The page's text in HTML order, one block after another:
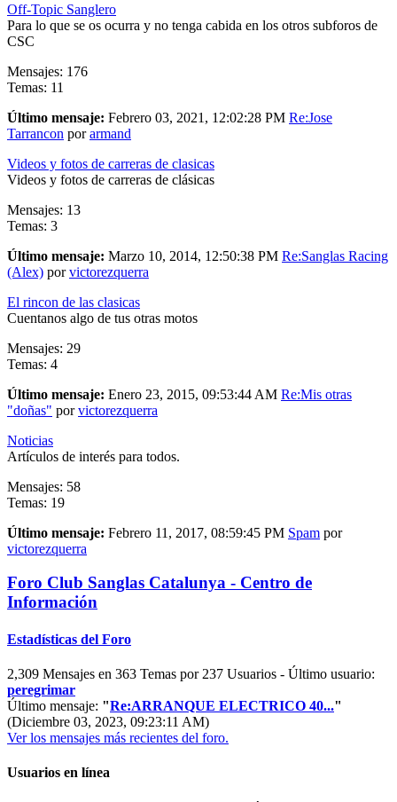
Off-Topic Sanglero
Para lo que se os ocurra y no tenga cabida en los otros subforos de
CSC
Mensajes: 176
Temas: 11
Último mensaje: Febrero 03, 2021, 12:02:28 PM Re:Jose
Tarrancon porarmand
Videos y fotos de carreras de clasicas
Videos y fotos de carreras de clásicas
Mensajes: 13
Temas: 3
Último mensaje: Marzo 10, 2014, 12:50:38 PM Re:Sanglas Racing
(Alex) porvictorezquerra
El rincon de las clasicas
Cuentanos algo de tus otras motos
Mensajes: 29
Temas: 4
Último mensaje: Enero 23, 2015, 09:53:44 AM Re:Mis otras
"doñas" porvictorezquerra
Noticias
Artículos de interés para todos.
Mensajes: 58
Temas: 19
Último mensaje: Febrero 11, 2017, 08:59:45 PM Spam por
victorezquerra
Foro Club Sanglas Catalunya - Centro de
Información
Estadísticas del Foro
2,309 Mensajes en 363 Temas por 237 Usuarios - Último usuario:
peregrimar
Último mensaje: "Re:ARRANQUE ELECTRICO 40..."
(Diciembre 03, 2023, 09:23:11 AM)
Ver los mensajes más recientes del foro.
Usuarios en línea